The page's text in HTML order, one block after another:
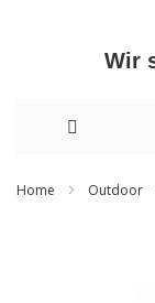
Home Outdoor